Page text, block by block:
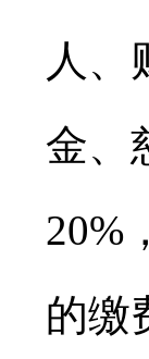
人、
金、
20%
的缴